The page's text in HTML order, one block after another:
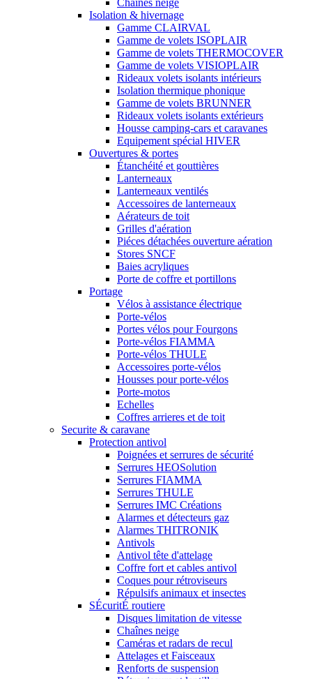
Chaînes neige
Isolation & hivernage
Gamme CLAIRVAL
Gamme de volets ISOPLAIR
Gamme de volets THERMOCOVER
Gamme de volets VISIOPLAIR
Rideaux volets isolants intérieurs
Isolation thermique phonique
Gamme de volets BRUNNER
Rideaux volets isolants extérieurs
Housse camping-cars et caravanes
Equipement spécial HIVER
Ouvertures & portes
Étanchéité et gouttières
Lanterneaux
Lanterneaux ventilés
Accessoires de lanterneaux
Aérateurs de toit
Grilles d'aération
Piéces détachées ouverture aération
Stores SNCF
Baies acryliques
Porte de coffre et portillons
Portage
Vélos à assistance électrique
Porte-vélos
Portes vélos pour Fourgons
Porte-vélos FIAMMA
Porte-vélos THULE
Accessoires porte-vélos
Housses pour porte-vélos
Porte-motos
Echelles
Coffres arrieres et de toit
Securite & caravane
Protection antivol
Poignées et serrures de sécurité
Serrures HEOSolution
Serrures FIAMMA
Serrures THULE
Serrures IMC Créations
Alarmes et détecteurs gaz
Alarmes THITRONIK
Antivols
Antivol tête d'attelage
Coffre fort et cables antivol
Coques pour rétroviseurs
Répulsifs animaux et insectes
SÉcuritÉ routiere
Disques limitation de vitesse
Chaînes neige
Caméras et radars de recul
Attelages et Faisceaux
Renforts de suspension